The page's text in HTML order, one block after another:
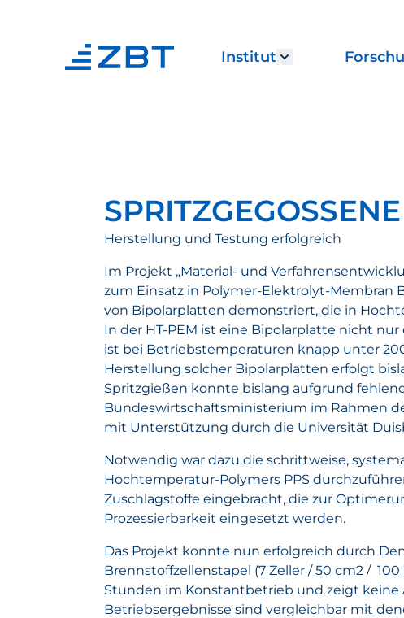
Institut Show
Herstellung und Testung erfolgreich
Im Projekt „Material- und
zum Einsatz in Polymer-Elektrolyt-Membran
von Bipolarplatten demonstriert, die in
In der HT-PEM ist eine Bipolarplatte nicht
ist bei Betriebstemperaturen knapp unter
Herstellung solcher Bipolarplatten erfolgt
Spritzgießen konnte bislang aufgrund
Bundeswirtschaftsministerium im Rahmen
mit Unterstützung durch die Universität
Notwendig war dazu die schrittweise,
Hochtemperatur-Polymers PPS
Zuschlagstoffe eingebracht, die zur
Prozessierbarkeit eingesetzt werden.
Das Projekt konnte nun erfolgreich durch
Brennstoffzellenstapel (7 Zeller / 50 cm2 /
Stunden im Konstantbetrieb und zeigt
Betriebsergebnisse sind vergleichbar mit